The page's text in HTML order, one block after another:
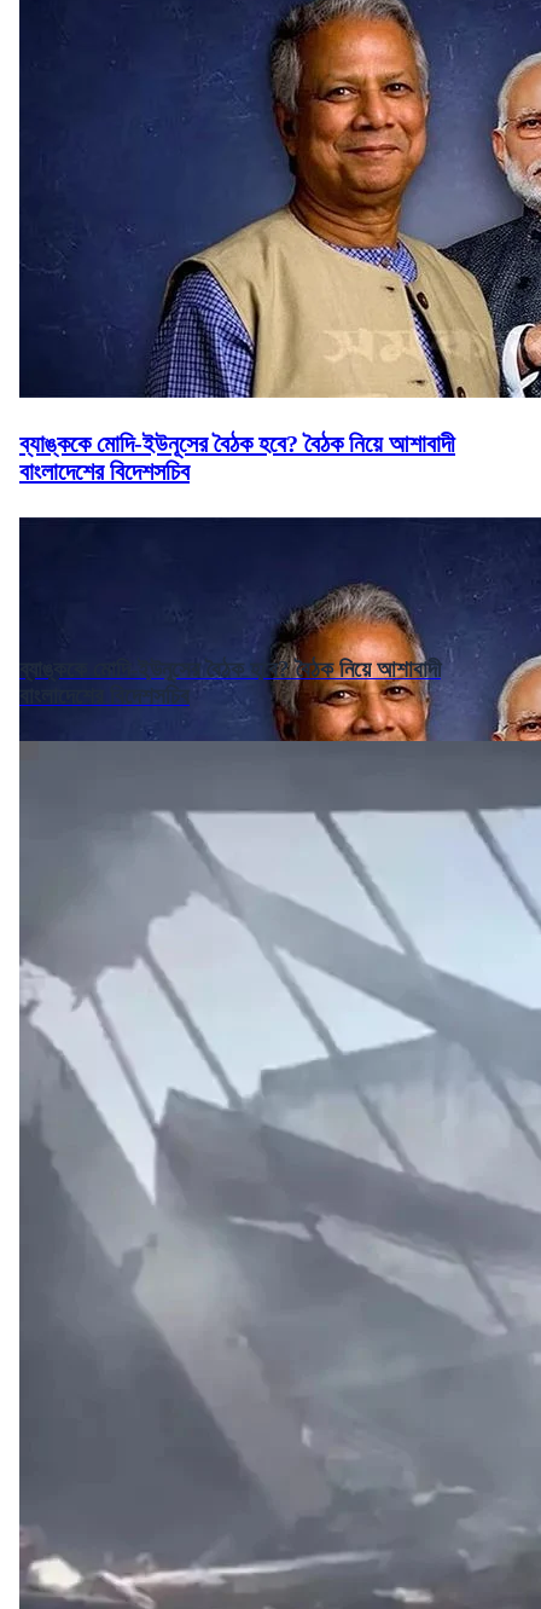
ব্যাঙ্ককে মোদি-ইউনূসের বৈঠক হবে? বৈঠক নিয়ে আশাবাদী
বাংলাদেশের বিদেশসচিব
ব্যাঙ্ককে মোদি-ইউনূসের বৈঠক হবে? বৈঠক নিয়ে আশাবাদী
বাংলাদেশের বিদেশসচিব